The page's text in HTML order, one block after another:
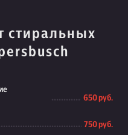
стиральных
650 руб.
750 руб.